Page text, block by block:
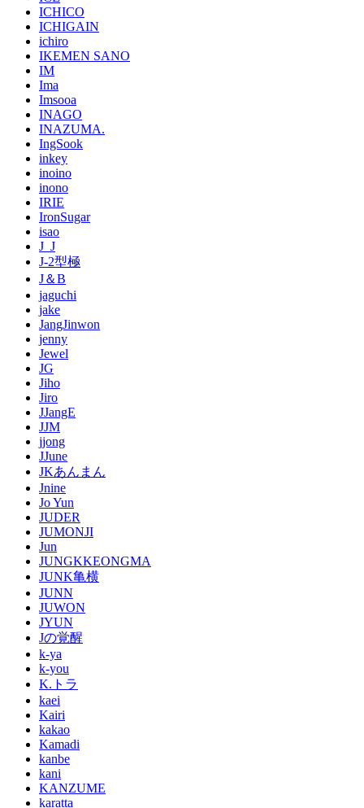
ICHICO
ICHIGAIN
ichiro
IKEMEN SANO
IM
Ima
Imsooa
INAGO
INAZUMA.
IngSook
inkey
inoino
inono
IRIE
IronSugar
isao
J_J
J-2型極
J＆B
jaguchi
jake
JangJinwon
jenny
Jewel
JG
Jiho
Jiro
JJangE
JJM
jjong
JJune
JKあんまん
Jnine
Jo Yun
JUDER
JUMONJI
Jun
JUNGKKEONGMA
JUNK亀横
JUNN
JUWON
JYUN
Jの覚醒
k-ya
k-you
K.トラ
kaei
Kairi
kakao
Kamadi
kanbe
kani
KANZUME
karatta